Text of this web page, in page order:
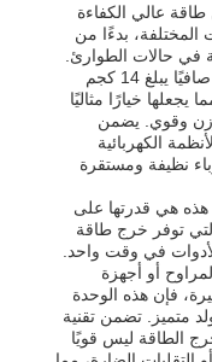
عالي الكفاءة
المختلفة، بدءًا من
في حالات الطوارئ.
تزن هذه الوحدة المدمجة والمحمولة وزنًا صافيًا يبلغ 14 كجم
خيارًا مثاليًا
وقوي. يضمن
الكهربائية
نظيفة ومستقرة
هذه هي قدرتها على
أمبير، والتي توفر خرج طاقة
في وقت واحد.
أو أجهزة
فإن هذه الوحدة
متميز. تضمن تقنية
الطاقة ليس قويًا